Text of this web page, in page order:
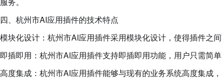
四、杭州市AI应用插件的技术特点
模块化设计：杭州市AI应用插件采用模块化设计，使得插件之
即插即用：杭州市AI应用插件支持即插即用功能，用户只需简
高度集成：杭州市AI应用插件能够与现有的业务系统高度集成